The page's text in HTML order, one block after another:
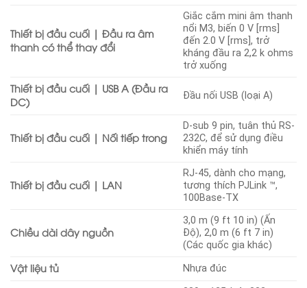
Thiết bị đầu cuối | Đầu ra âm
thanh có thể thay đổi
Giắc cắm mini âm thanh
nổi M3, biến 0 V [rms]
đến 2.0 V [rms], trở
kháng đầu ra 2,2 k ohms
trở xuống
Thiết bị đầu cuối | USB A (Đầu ra
DC)
Đầu nối USB (loại A)
Thiết bị đầu cuối | Nối tiếp trong
D-sub 9 pin, tuân thủ RS-
232C, để sử dụng điều
khiển máy tính
Thiết bị đầu cuối | LAN
RJ-45, dành cho mạng,
tương thích PJLink ™,
100Base-TX
Chiều dài dây nguồn
3,0 m (9 ft 10 in) (Ấn
Độ), 2,0 m (6 ft 7 in)
(Các quốc gia khác)
Vật liệu tủ
Nhựa đúc